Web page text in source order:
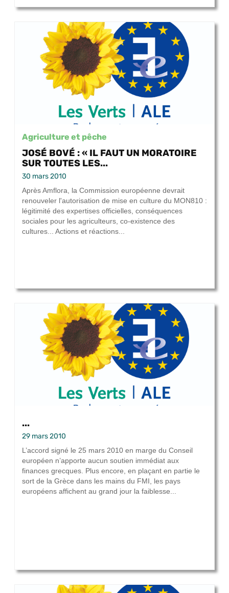
Agriculture et pêche
JOSÉ BOVÉ : « IL FAUT UN MORATOIRE
SUR TOUTES LES...
30 mars 2010
Après Amflora, la Commission européenne devrait
renouveler l'autorisation de mise en culture du MON810 :
légitimité des expertises officielles, conséquences
sociales pour les agriculteurs, co-existence des
cultures... Actions et réactions...
...
29 mars 2010
L’accord signé le 25 mars 2010 en marge du Conseil
européen n’apporte aucun soutien immédiat aux
finances grecques. Plus encore, en plaçant en partie le
sort de la Grèce dans les mains du FMI, les pays
européens affichent au grand jour la faiblesse...